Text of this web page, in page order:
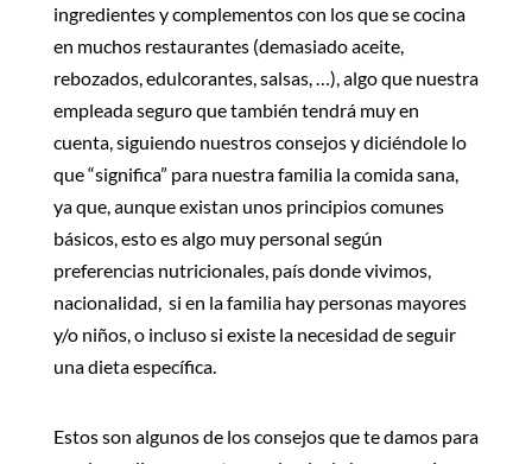
ingredientes y complementos con los que se cocina
en muchos restaurantes (demasiado aceite,
rebozados, edulcorantes, salsas, …), algo que nuestra
empleada seguro que también tendrá muy en
cuenta, siguiendo nuestros consejos y diciéndole lo
que “significa” para nuestra familia la comida sana,
ya que, aunque existan unos principios comunes
básicos, esto es algo muy personal según
preferencias nutricionales, país donde vivimos,
nacionalidad, si en la familia hay personas mayores
y/o niños, o incluso si existe la necesidad de seguir
una dieta específica.
Estos son algunos de los consejos que te damos para